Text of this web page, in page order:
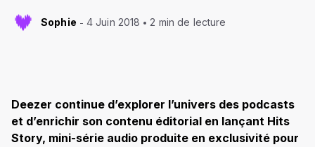
Sophie 4 Juin 2018 2 min de lecture
Deezer continue d’explorer l’univers des podcasts
et d’enrichir son contenu éditorial en lançant Hits
Story, mini-série audio produite en exclusivité pour